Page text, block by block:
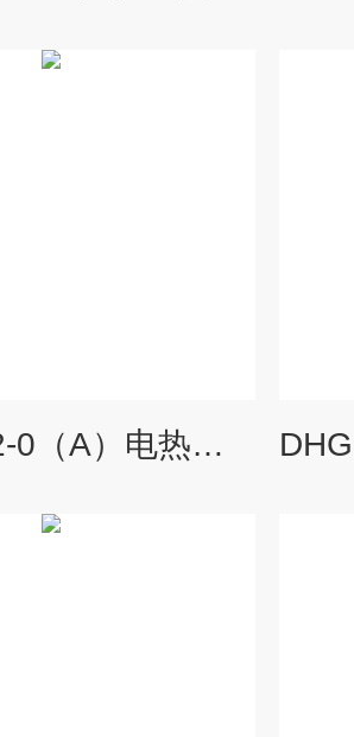
DHG-9202-0（A）电热恒温鼓风干燥箱,电热鼓风干燥箱直销,电热恒温干燥箱厂家